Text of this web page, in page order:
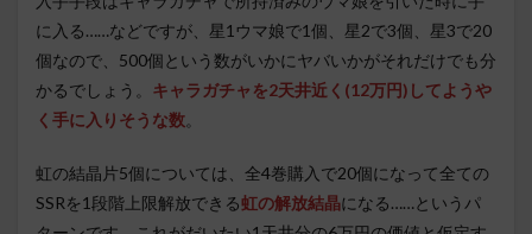
に入る……などですが、星1ウマ娘で1個、星2で3個、星3で20
個なので、500個という数がいかにヤバいかがそれだけでも分
かるでしょう。 キャラガチャを2天井近く(12万円)してようや
く手に入りそうな数。
虹の結晶片5個については、全4巻購入で20個になって全ての
SSRを1段階上限解放できる虹の解放結晶になる……というパ